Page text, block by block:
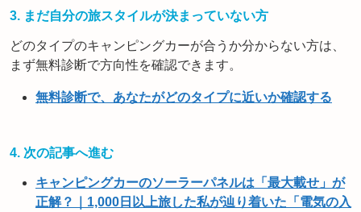
3. まだ自分の旅スタイルが決まっていない方
どのタイプのキャンピングカーが合うか分からない方は、
まず無料診断で方向性を確認できます。
無料診断で、あなたがどのタイプに近いか確認する
4. 次の記事へ進む
キャンピングカーのソーラーパネルは「最大載せ」が
正解？｜1,000日以上旅した私が辿り着いた「電気の入